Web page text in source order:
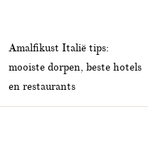
Amalfikust Italië tips:
mooiste dorpen, beste hotels
en restaurants